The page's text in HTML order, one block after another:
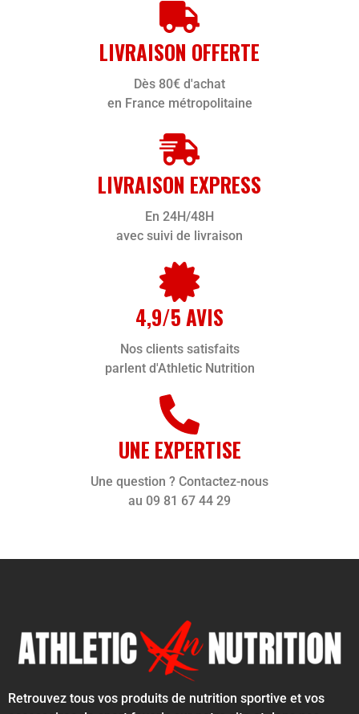
LIVRAISON OFFERTE
Dès 80€ d'achat
en France métropolitaine
LIVRAISON EXPRESS
En 24H/48H
avec suivi de livraison
4,9/5 AVIS
Nos clients satisfaits
parlent d'Athletic Nutrition
UNE EXPERTISE
Une question ? Contactez-nous
au 09 81 67 44 29
Retrouvez tous vos produits de nutrition sportive et vos